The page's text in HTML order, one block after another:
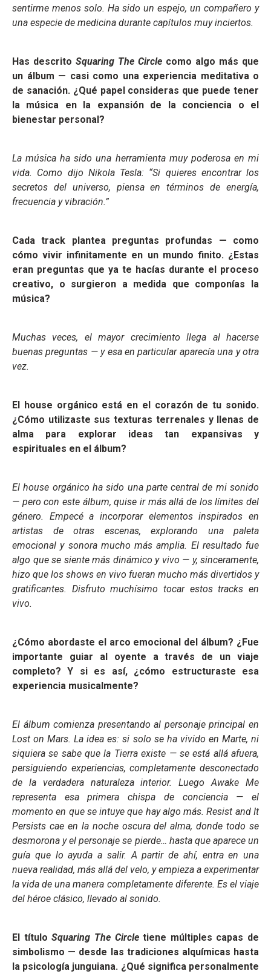
sentirme menos solo. Ha sido un espejo, un compañero y
una especie de medicina durante capítulos muy inciertos.
Has descrito Squaring The Circle como algo más que
un álbum — casi como una experiencia meditativa o
de sanación. ¿Qué papel consideras que puede tener
la música en la expansión de la conciencia o el
bienestar personal?
La música ha sido una herramienta muy poderosa en mi
vida. Como dijo Nikola Tesla: “Si quieres encontrar los
secretos del universo, piensa en términos de energía,
frecuencia y vibración.”
Cada track plantea preguntas profundas — como
cómo vivir infinitamente en un mundo finito. ¿Estas
eran preguntas que ya te hacías durante el proceso
creativo, o surgieron a medida que componías la
música?
Muchas veces, el mayor crecimiento llega al hacerse
buenas preguntas — y esa en particular aparecía una y otra
vez.
El house orgánico está en el corazón de tu sonido.
¿Cómo utilizaste sus texturas terrenales y llenas de
alma para explorar ideas tan expansivas y
espirituales en el álbum?
El house orgánico ha sido una parte central de mi sonido
— pero con este álbum, quise ir más allá de los límites del
género. Empecé a incorporar elementos inspirados en
artistas de otras escenas, explorando una paleta
emocional y sonora mucho más amplia. El resultado fue
algo que se siente más dinámico y vivo — y, sinceramente,
hizo que los shows en vivo fueran mucho más divertidos y
gratificantes. Disfruto muchísimo tocar estos tracks en
vivo.
¿Cómo abordaste el arco emocional del álbum? ¿Fue
importante guiar al oyente a través de un viaje
completo? Y si es así, ¿cómo estructuraste esa
experiencia musicalmente?
El álbum comienza presentando al personaje principal en
Lost on Mars. La idea es: si solo se ha vivido en Marte, ni
siquiera se sabe que la Tierra existe — se está allá afuera,
persiguiendo experiencias, completamente desconectado
de la verdadera naturaleza interior. Luego Awake Me
representa esa primera chispa de conciencia — el
momento en que se intuye que hay algo más. Resist and It
Persists cae en la noche oscura del alma, donde todo se
desmorona y el personaje se pierde… hasta que aparece un
guía que lo ayuda a salir. A partir de ahí, entra en una
nueva realidad, más allá del velo, y empieza a experimentar
la vida de una manera completamente diferente. Es el viaje
del héroe clásico, llevado al sonido.
El títuloSquaring The Circletiene múltiples capas de
simbolismo — desde las tradiciones alquímicas hasta
la psicología junguiana. ¿Qué significa personalmente